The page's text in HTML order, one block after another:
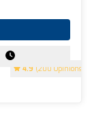
4.9 (200 Opinions)